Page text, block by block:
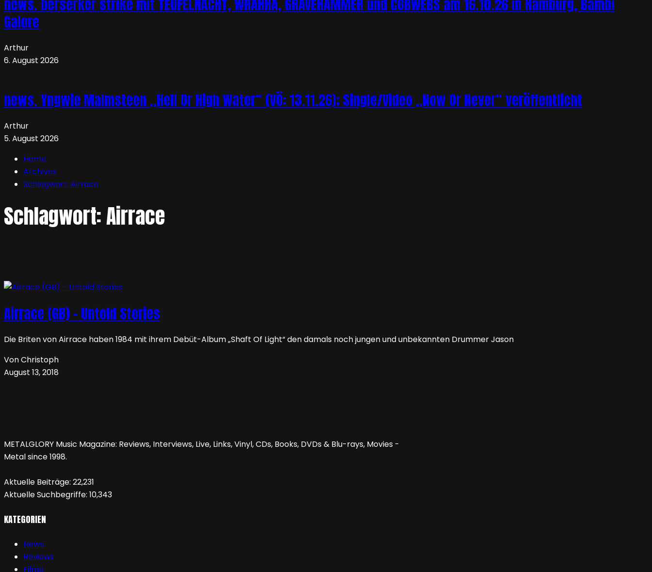
news. berserker strike mit TEUFELNACHT, WRAHHA, GRAVEHAMMER und COBWEBS am 16.10.26 in Hamburg, Bambi
Galore
Arthur
6. August 2026
news. Yngwie Malmsteen „Hell Or High Water“ (VÖ: 13.11.26); Single/Video „Now Or Never“ veröffentlicht
Arthur
5. August 2026
Home
Archives
Schlagwort: Airrace
Schlagwort:Airrace
Airrace (GB) – Untold Stories
Die Briten von Airrace haben 1984 mit ihrem Debüt-Album „Shaft Of Light“ den damals noch jungen und unbekannten Drummer Jason
Von Christoph
August 13, 2018
METALGLORY Music Magazine: Reviews, Interviews, Live, Links, Vinyl, CDs, Books, DVDs & Blu-rays, Movies -
Metal since 1998.
Aktuelle Beiträge: 22,231
Aktuelle Suchbegriffe: 10,343
KATEGORIEN
News
Reviews
Filme